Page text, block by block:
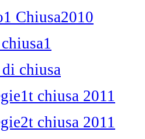
Chiusa2010
chiusa
chiusa 2011
chiusa 2011